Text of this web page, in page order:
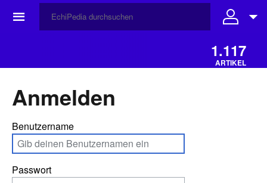
☰
1.117
ARTIKEL
Anmelden
Benutzername
Passwort